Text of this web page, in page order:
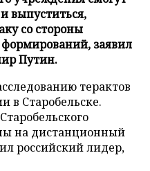
выпуститься,
со стороны
заявил
Путин.
терактов
в Старобельске.
на дистанционный
российский лидер,